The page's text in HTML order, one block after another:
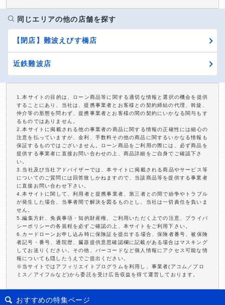
同じエリアの他の店舗を探す
【閉店】難波えびす橋店
近鉄難波店
1.本サイトの目的は、ローン商品等に関する適切な情報と選択の機会を提供
することにあり、当社は、提携事業者とお客様との契約締結の代理、斡旋、
仲介等の形態を問わず、提携事業者とお客様の間の契約にいかなる関与もす
るものではありません。
2.本サイトに掲載される他の事業者の商品に関する情報の正確性には細心の
注意を払っていますが、金利、手数料その他の商品に関するいかなる情報も
保証するものではございません。ローン商品をご利用の際には、必ず商品を
提供する事業者に直接お問い合わせの上、商品詳細をご自身でご確認下さ
い。
3.当社及び当社アドバイザーでは、本サイトに掲載される商品やサービス等
についてのご質問には回答致しかねますので、当該商品等を提供する事業者
に直接お問い合わせ下さい。
4.本サイトに関して、利用者と提携事業者、第三者との間で紛争やトラブル
が発生した場合、当事者間で解決を図るものとし、当社は一切責任を負いま
せん。
5.編集方針、免責事項・知的財産権、ご利用いただく上での注意、プライバ
シーポリシーの各規程を必ずご確認の上、本サイトをご利用下さい。
6.カードローンお申し込み時に保険証を提出する場合、保険者番号、被保険
者記号・番号、通院歴、臓器提供意思確認欄に記載がある場合はマスキング
してお送りください。その他、バーコードなど個人情報にアクセス可能な情
報についても隠したうえでご提出ください。
※当サイトではアフィリエイトプログラムを利用し、事業者(アコム／プロ
ミス／アイフルなど)から委託を受け広告収益を得て運営しております。
おすすめの特集ページ